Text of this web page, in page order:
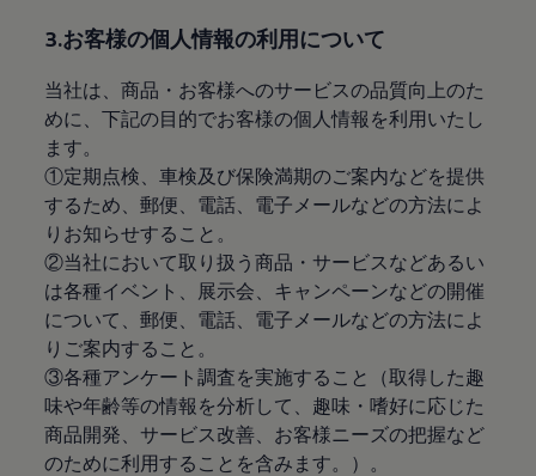
点検と車検
修理と点検
ホイールとタイヤ
路上故障に関するサポート
Lifestyle & goods
Car Navigation System
Drive Recorder
お客様情報
リサイクルへの取組み
警告灯とインジケーターランプ
特定整備情報
ユーザーガイド
運転上の注意
自動車リサイクル法
ロイヤリティプログラム
安心プログラム
メンテナンスプログラム
延長保証ウォルフィサポート
3.お客様の個人情報の利用について
当社は、商品・お客様へのサービスの品質向上のた
めに、下記の目的でお客様の個人情報を利用いたし
ます。
①定期点検、車検及び保険満期のご案内などを提供
するため、郵便、電話、電子メールなどの方法によ
りお知らせすること。
②当社において取り扱う商品・サービスなどあるい
は各種イベント、展示会、キャンペーンなどの開催
について、郵便、電話、電子メールなどの方法によ
りご案内すること。
③各種アンケート調査を実施すること（取得した趣
味や年齢等の情報を分析して、趣味・嗜好に応じた
商品開発、サービス改善、お客様ニーズの把握など
のために利用することを含みます。）。